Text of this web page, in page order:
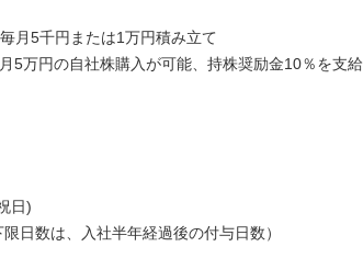
月5千円または1万円積み立て
5万円の自社株購入が可能、持株奨励金10％を支給
日)
日数は、入社半年経過後の付与日数）